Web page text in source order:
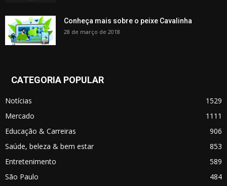
Conheça mais sobre o peixe Cavalinha
28 de março de 2018
CATEGORIA POPULAR
Notícias
1529
Mercado
1111
Educação & Carreiras
906
Saúde, beleza & bem estar
853
Entretenimento
589
São Paulo
484